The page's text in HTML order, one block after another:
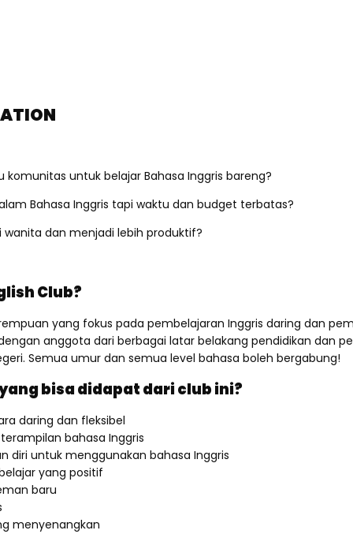
untuk belajar Bahasa Inggris bareng?
Bahasa Inggris tapi waktu dan budget terbatas?
dan menjadi lebih produktif?
Club?
yang fokus pada pembelajaran Inggris daring dan
anggota dari berbagai latar belakang pendidikan dan
Semua umur dan semua level bahasa boleh bergabung!
bisa didapat dari club ini?
daring dan fleksibel
bahasa Inggris
diri untuk menggunakan bahasa Inggris
yang positif
baru
menyenangkan